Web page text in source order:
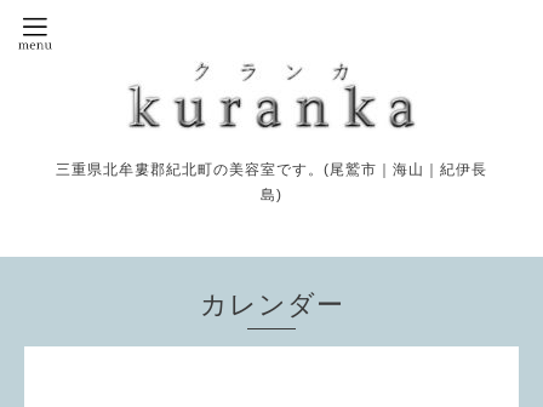
三重県北牟婁郡紀北町の美容室です。(尾鷲市｜海山｜紀伊長
島)
カレンダー